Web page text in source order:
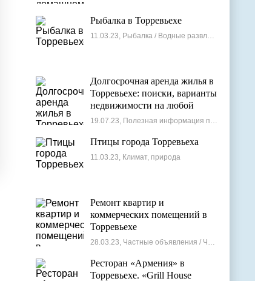
Рыбалка в Торревьехе
11.03.23, Рыбалка / Водные развлечения
Долгосрочная аренда жилья в
Торревьехе: поиски, варианты
недвижимости на любой
бюджет
19.07.23, Полезная информация по недвижимости
Птицы города Торревьеха
11.03.23, Климат, природа
Ремонт квартир и
коммерческих помещений в
Торревьехе
28.03.23, Частные объявления / Частные мастера
Ресторан «Армения» в
Торревьехе. «Grill House